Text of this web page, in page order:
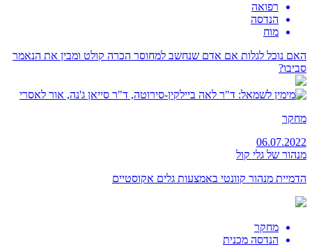
רפואה
הנדסה
מוח
האם נוכל לגלות אם אדם שנחשב למחוסר הכרה קולט ומבין את הנאמר
סביבו?
מחקר
06.07.2022
מנהור של גלי קול
הדמיית מנהור קוונטי באמצעות גלים אקוסטיים
מחקר
הנדסה מכנית